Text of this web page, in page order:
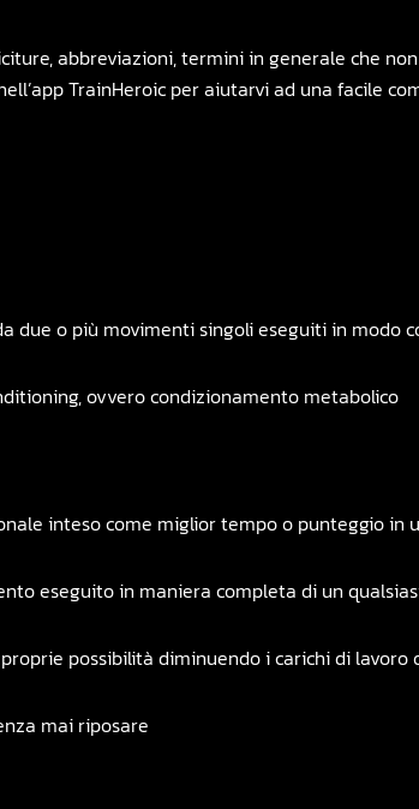
abbreviazioni, termini in generale che
TrainHeroic per aiutarvi ad una facile
due o più movimenti singoli eseguiti in modo
ovvero condizionamento metabolico
inteso come miglior tempo o punteggio in
eseguito in maniera completa di un
possibilità diminuendo i carichi di lavoro
mai riposare